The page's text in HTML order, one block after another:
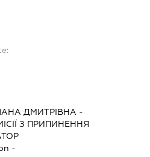
ДМИТРІВНА -
З ПРИПИНЕННЯ
-